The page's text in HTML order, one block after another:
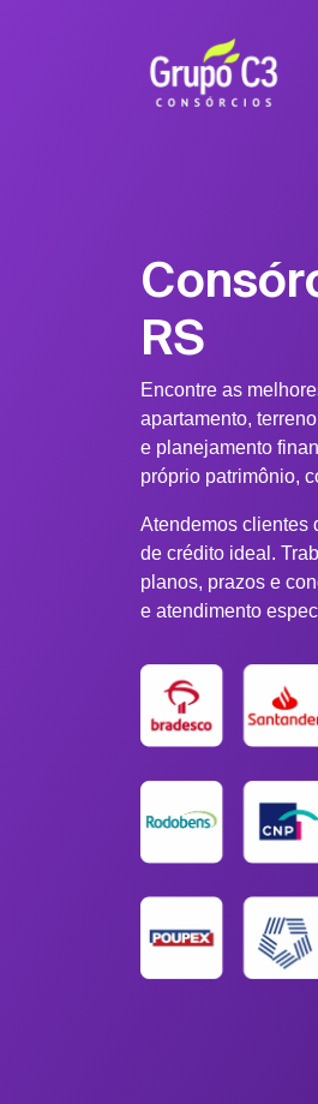
RS
Encontre as
apartamento,
e planejamento
próprio patrimônio,
Atendemos clientes
de crédito ideal.
planos, prazos e
e atendimento